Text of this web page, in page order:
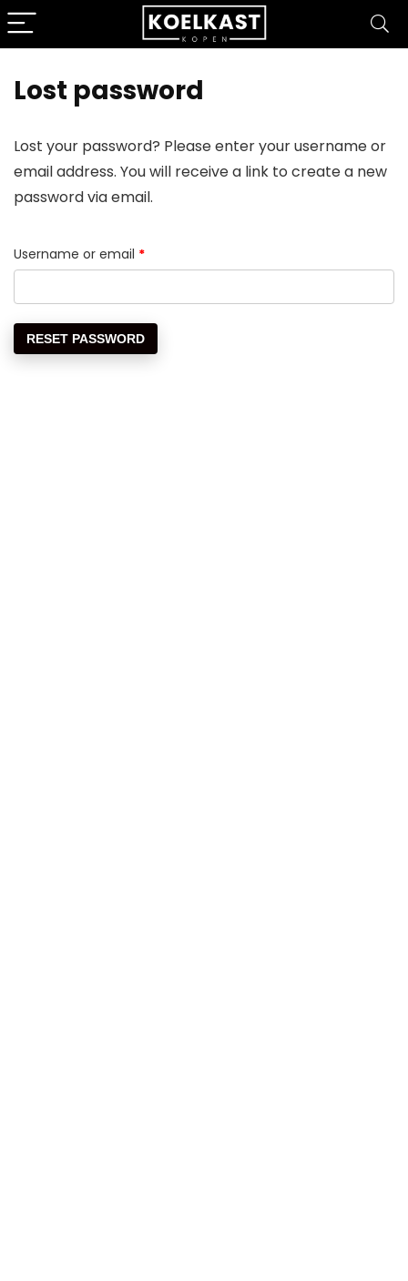
Lost password
Lost your password? Please enter your username or
email address. You will receive a link to create a new
password via email.
Username or email *Required
RESET PASSWORD